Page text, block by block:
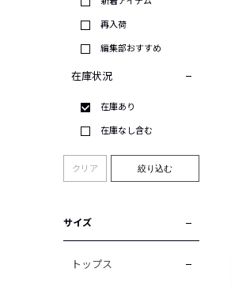
再入荷
編集部おすすめ
在庫状況
在庫あり
在庫なし含む
クリア 絞り込む
サイズ
トップス